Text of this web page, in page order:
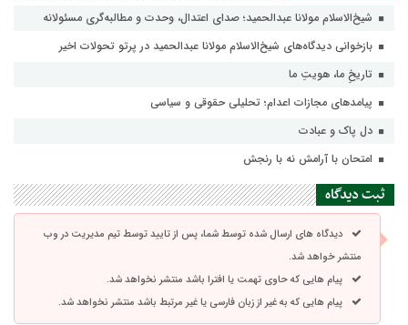
شیخ‌الاسلام مولانا عبدالحمید؛ صدای اعتدال، وحدت و مطالبه‌گری مسئولانه
بازخوانی دیدگاه‌های شیخ‌الاسلام مولانا عبدالحمید در پرتو تحولات اخیر
تاریخِ ما، هویتِ ما
پيامدهاي مجازات اعدام؛ تحليلي حقوقي و سياسي
دل پاک و عبادت
امتحان با آرامش نه با رنجش
ثبت دیدگاه
دیدگاه های ارسال شده توسط شما، پس از تایید توسط تیم مدیریت در وب
منتشر خواهد شد.
پیام هایی که حاوی تهمت یا افترا باشد منتشر نخواهد شد.
پیام هایی که به غیر از زبان فارسی یا غیر مرتبط باشد منتشر نخواهد شد.